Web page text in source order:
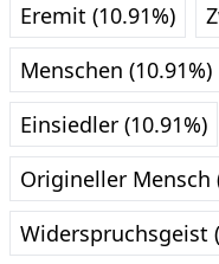
Eremit (10.91%)
Menschen (10.91%)
Einsiedler (10.91%)
Origineller Mensch
Widerspruchsgeist